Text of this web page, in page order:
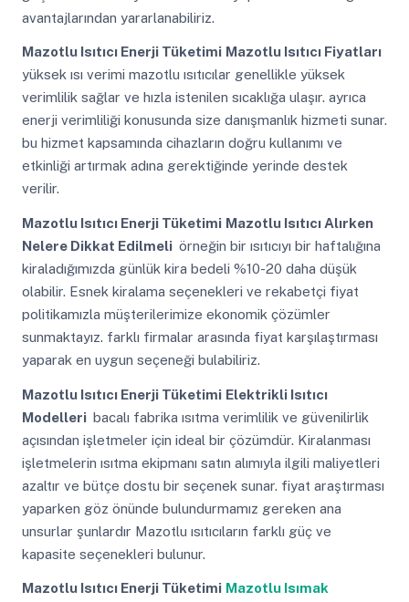
avantajlarından yararlanabiliriz.
Mazotlu Isıtıcı Enerji Tüketimi Mazotlu Isıtıcı Fiyatları
yüksek ısı verimi mazotlu ısıtıcılar genellikle yüksek
verimlilik sağlar ve hızla istenilen sıcaklığa ulaşır. ayrıca
enerji verimliliği konusunda size danışmanlık hizmeti sunar.
bu hizmet kapsamında cihazların doğru kullanımı ve
etkinliği artırmak adına gerektiğinde yerinde destek
verilir.
Mazotlu Isıtıcı Enerji Tüketimi Mazotlu Isıtıcı Alırken
Nelere Dikkat Edilmeli örneğin bir ısıtıcıyı bir haftalığına
kiraladığımızda günlük kira bedeli %10-20 daha düşük
olabilir. Esnek kiralama seçenekleri ve rekabetçi fiyat
politikamızla müşterilerimize ekonomik çözümler
sunmaktayız. farklı firmalar arasında fiyat karşılaştırması
yaparak en uygun seçeneği bulabiliriz.
Mazotlu Isıtıcı Enerji Tüketimi Elektrikli Isıtıcı
Modelleri bacalı fabrika ısıtma verimlilik ve güvenilirlik
açısından işletmeler için ideal bir çözümdür. Kiralanması
işletmelerin ısıtma ekipmanı satın alımıyla ilgili maliyetleri
azaltır ve bütçe dostu bir seçenek sunar. fiyat araştırması
yaparken göz önünde bulundurmamız gereken ana
unsurlar şunlardır Mazotlu ısıtıcıların farklı güç ve
kapasite seçenekleri bulunur.
Mazotlu Isıtıcı Enerji Tüketimi Mazotlu Isımak